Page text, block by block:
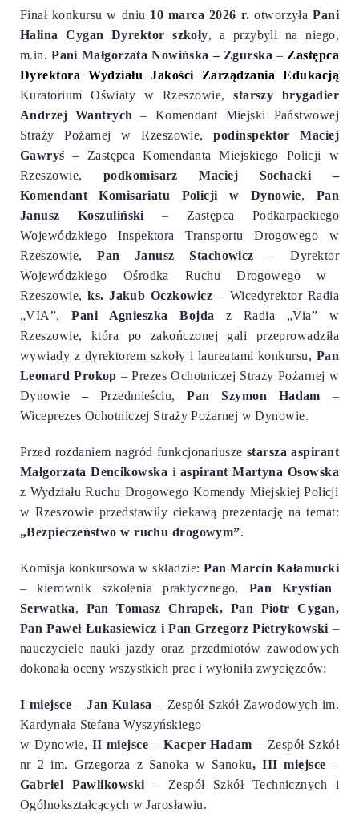
Finał konkursu w dniu 10 marca 2026 r. otworzyłaPani
Halina Cygan
Dyrektor szkoły, a przybyli na niego,
m.in. Pani Małgorzata Nowińska – Zgurska– Zastępca
Dyrektora Wydziału Jakości Zarządzania Edukacją
Kuratorium Oświaty w Rzeszowie, starszy brygadier
Andrzej Wantrych – Komendant Miejski Państwowej
Straży Pożarnej w Rzeszowie,podinspektor Maciej
Gawryś– Zastępca KomendantaMiejskiego Policji w
Rzeszowie, podkomisarz Maciej Sochacki –
Komendant Komisariatu Policji w Dynowie, Pan
Janusz Koszuliński– Zastępca Podkarpackiego
Wojewódzkiego Inspektora Transportu Drogowego w
Rzeszowie, Pan Janusz Stachowicz – Dyrektor
Wojewódzkiego Ośrodka Ruchu Drogowego w
Rzeszowie,ks. Jakub Oczkowicz – Wicedyrektor Radia
„VIA”,Pani Agnieszka Bojda
z Radia „Via” w
Rzeszowie, która po zakończonej gali przeprowadziła
wywiady z dyrektorem szkoły i laureatami konkursu, Pan
Leonard Prokop – Prezes Ochotniczej Straży Pożarnej w
Dynowie – Przedmieściu, Pan Szymon Hadam –
Wiceprezes Ochotniczej Straży Pożarnej w Dynowie.
Przed rozdaniem nagród funkcjonariusze starsza aspirant
Małgorzata Dencikowska i aspirant Martyna Osowska
z Wydziału Ruchu Drogowego Komendy Miejskiej Policji
w Rzeszowie przedstawiły ciekawą prezentację na temat:
„Bezpieczeństwo w ruchu drogowym”.
Komisja konkursowa w składzie:Pan Marcin Kałamucki
– kierownik szkolenia praktycznego, Pan Krystian
Serwatka, Pan Tomasz Chrapek, Pan Piotr Cygan,
Pan Paweł Łukasiewicz i Pan Grzegorz Pietrykowski –
nauczyciele nauki jazdy oraz przedmiotów zawodowych
dokonała oceny wszystkich prac i wyłoniła zwycięzców:
I miejsce –Jan Kulasa – Zespół Szkół Zawodowych im.
Kardynała Stefana Wyszyńskiego
w Dynowie, II miejsce –Kacper Hadam – Zespół Szkół
nr 2 im. Grzegorza z Sanoka w Sanoku, III miejsce –
Gabriel Pawlikowski – Zespół Szkół Technicznych i
Ogólnokształcących w Jarosławiu.